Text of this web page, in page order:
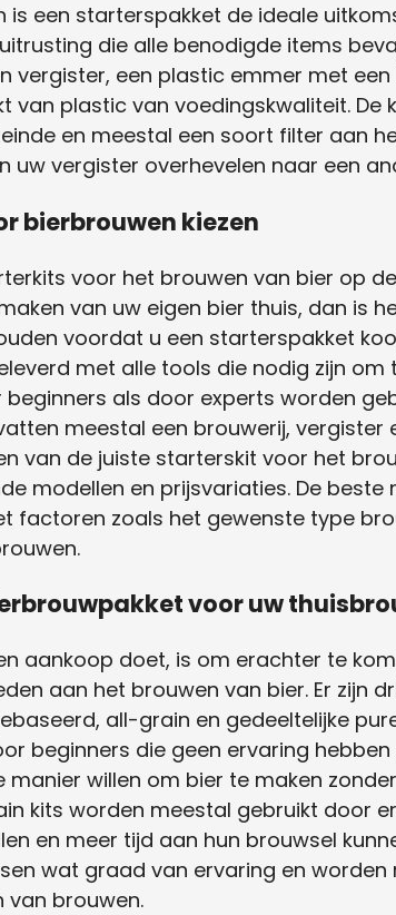
is een starterspakket de ideale
die alle benodigde items
vergister, een plastic emmer met
van plastic van voedingskwaliteit. De
en meestal een soort filter aan
uw vergister overhevelen naar een
bierbrouwen kiezen
voor het brouwen van bier op
van uw eigen bier thuis, dan is
voordat u een starterspakket
met alle tools die nodig zijn
beginners als door experts worden
meestal een brouwerij,
van de juiste starterskit voor het
modellen en prijsvariaties. De
factoren zoals het gewenste type
voor uw
aankoop doet, is om erachter te
aan het brouwen van bier. Er zijn
all-grain en gedeeltelijke
beginners die geen ervaring
manier willen om bier te maken
kits worden meestal gebruikt door
en meer tijd aan hun brouwsel
wat graad van ervaring en
van brouwen.